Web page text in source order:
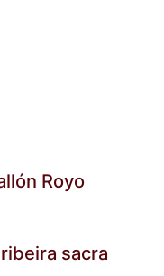
Royo
ribeira sacra